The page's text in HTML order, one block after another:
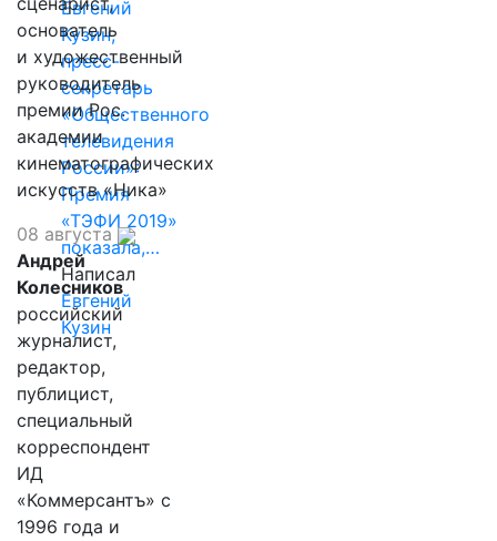
Евгений
Кузин,
пресс-
секретарь
«Общественного
телевидения
России»:
Премия
«ТЭФИ 2019»
показала,…
Написал
Евгений
Кузин
основатель
и художественный
руководитель
премии Рос.
академии
кинематографических
искусств «Ника»
08 августа
Андрей
Колесников
российский
журналист,
редактор,
публицист,
специальный
корреспондент
ИД
«Коммерсантъ» с
1996 года и